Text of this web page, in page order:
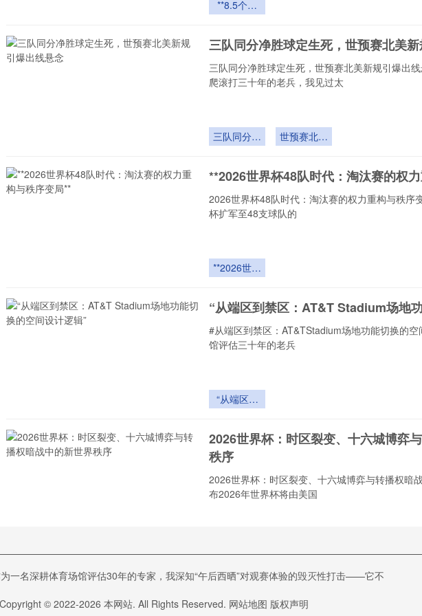
**8.5个名
世预赛新规
下的竞争逻
辑变局**
三队同分净胜球定生死，世预赛北美
三队同分净胜球定生死，世预赛北美新规引爆出
爬滚打三十年的老兵，我见过太
三队同分净
世预赛北美
**2026世界杯48队时代：淘汰赛的权
2026世界杯48队时代：淘汰赛的权力重构与秩序
杯扩军至48支球队的
**2026世界
的权力重构
与秩序变局
**
“从端区到禁区：AT&T Stadium场地
#从端区到禁区：AT&TStadium场地功能切换的
馆评估三十年的老兵
“从端区到
Stadium场
地功能切换
逻辑”
2026世界杯：时区裂变、十六城博弈
秩序
2026世界杯：时区裂变、十六城博弈与转播权暗
布2026年世界杯将由美国
变、十六城
博弈与转播
新世界秩序
基于您的要求，这里为您提供一个与原
态分配与裁判协作策略研究”**
一名深耕体育场馆评估30年的专家，我深知“午后西晒”对观赛体验的毁灭性打击——它不
Copyright © 2022-2026 本网站. All Rights Reserved. 网站地图 版权声明